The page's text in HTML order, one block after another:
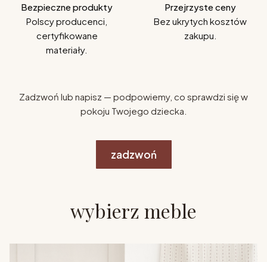
Bezpieczne produkty
Polscy producenci,
certyfikowane
materiały.
Przejrzyste ceny
Bez ukrytych kosztów
zakupu.
Zadzwoń lub napisz — podpowiemy, co sprawdzi się w
pokoju Twojego dziecka.
zadzwoń
wybierz meble